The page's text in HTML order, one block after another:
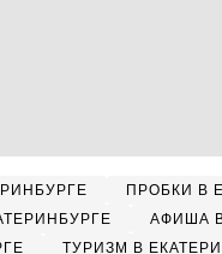
ПРОБКИ В
АФИША
ТУРИЗМ В